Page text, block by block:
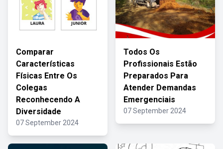
Comparar
Características
Físicas Entre Os
Colegas
Reconhecendo A
Diversidade
07 September 2024
Todos Os
Profissionais Estão
Preparados Para
Atender Demandas
Emergenciais
07 September 2024